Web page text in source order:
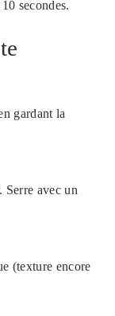
secondes.
gardant la
avec un
(texture encore